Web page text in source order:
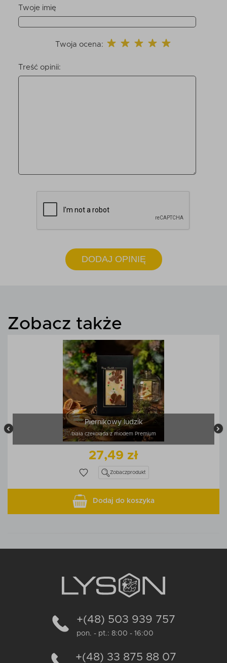
Twoje imię
Twoja ocena:
Treść opinii:
DODAJ OPINIĘ
Zobacz także
Piernikowy ludzik
biała czekolada z miodem Premium
27,49 zł
Zobaczprodukt
Dodaj do koszyka
+(48) 503 939 757
pon. - pt.: 8:00 - 16:00
+(48) 33 875 88 07